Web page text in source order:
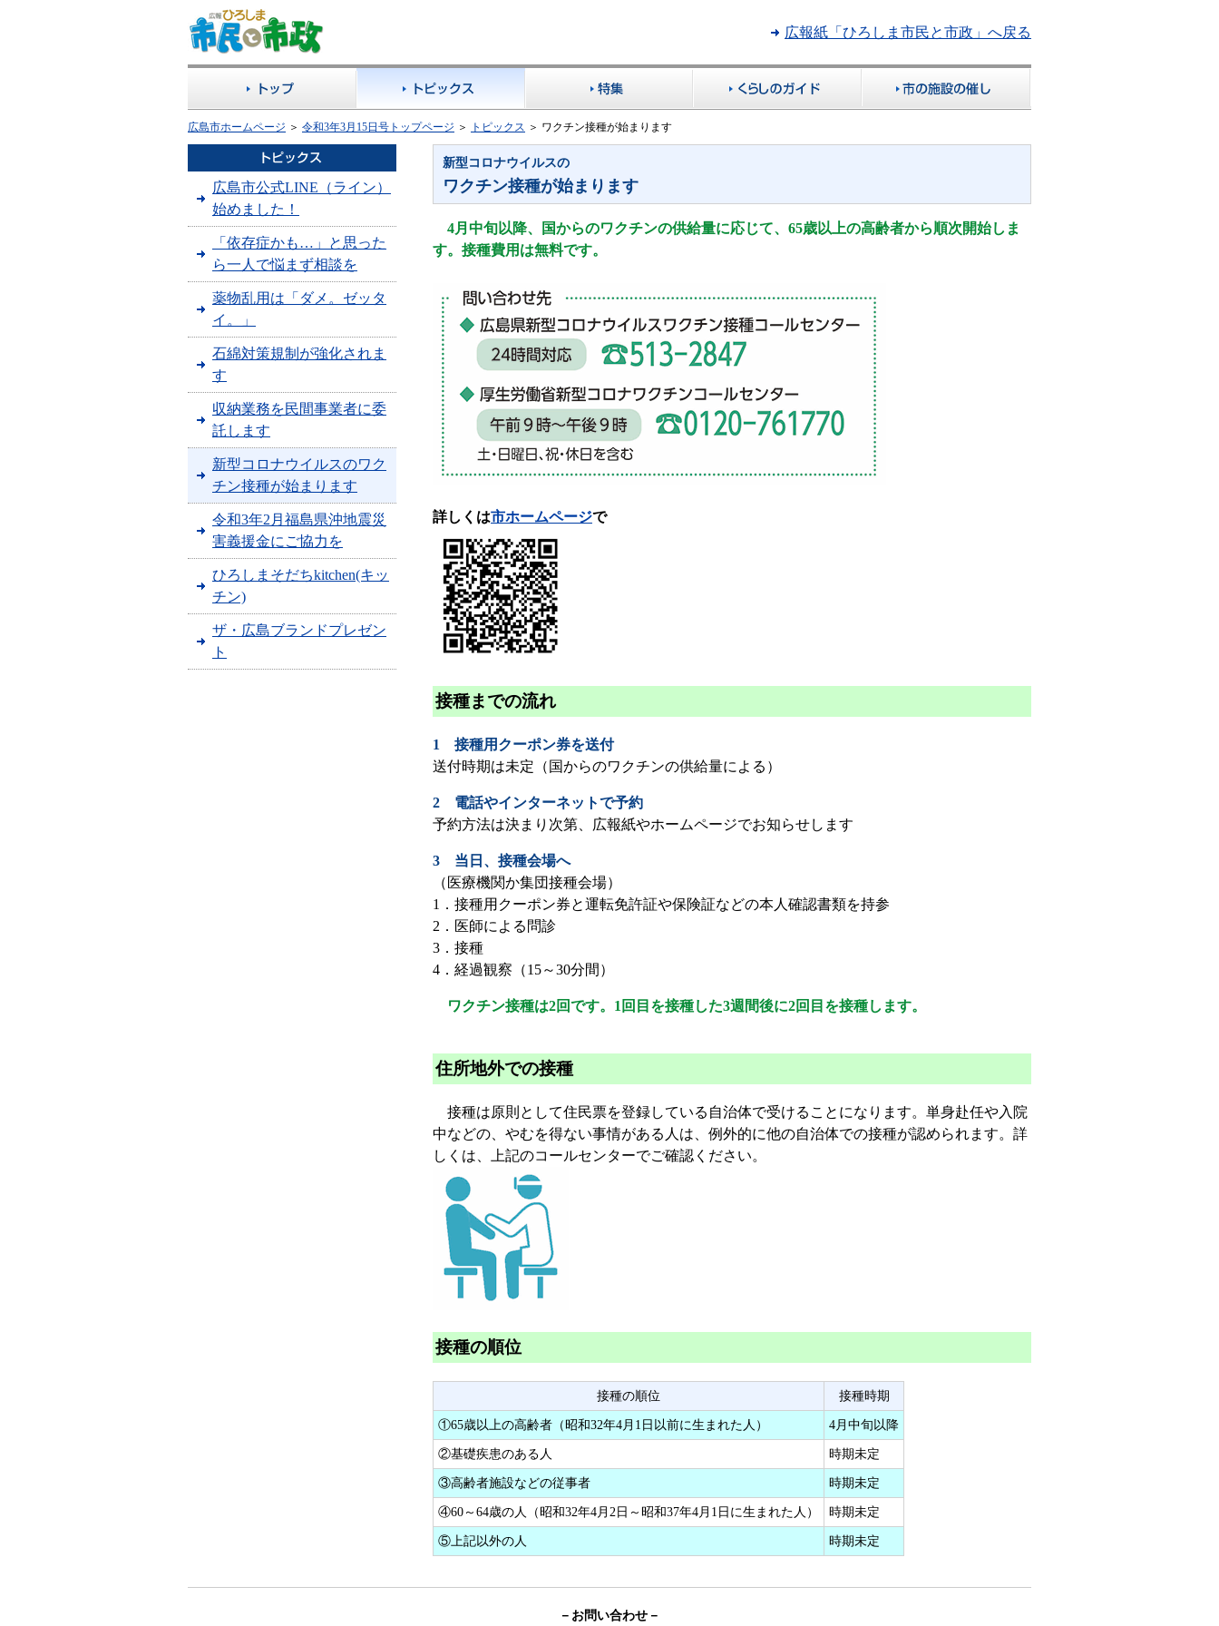
広報紙「ひろしま市民と市政」へ戻る
広島市ホームページ ＞ 令和3年3月15日号トップページ ＞ トピックス ＞ ワクチン接種が始まります
新型コロナウイルスの
ワクチン接種が始まります
4月中旬以降、国からのワクチンの供給量に応じて、65歳以上の高齢者から順次開始しま
す。接種費用は無料です。
詳しくは市ホームページで
接種までの流れ
1 接種用クーポン券を送付
送付時期は未定（国からのワクチンの供給量による）
2 電話やインターネットで予約
予約方法は決まり次第、広報紙やホームページでお知らせします
3 当日、接種会場へ
（医療機関か集団接種会場）
1．接種用クーポン券と運転免許証や保険証などの本人確認書類を持参
2．医師による問診
3．接種
4．経過観察（15～30分間）
ワクチン接種は2回です。1回目を接種した3週間後に2回目を接種します。
住所地外での接種
接種は原則として住民票を登録している自治体で受けることになります。単身赴任や入院
中などの、やむを得ない事情がある人は、例外的に他の自治体での接種が認められます。詳
しくは、上記のコールセンターでご確認ください。
接種の順位
接種の順位 接種時期
①65歳以上の高齢者（昭和32年4月1日以前に生まれた人） 4月中旬以降
②基礎疾患のある人 時期未定
③高齢者施設などの従事者 時期未定
④60～64歳の人（昭和32年4月2日～昭和37年4月1日に生まれた人） 時期未定
⑤上記以外の人 時期未定
広島市公式LINE（ライン）
始めました！
「依存症かも…」と思った
ら一人で悩まず相談を
薬物乱用は「ダメ。ゼッタ
イ。」
石綿対策規制が強化されま
す
収納業務を民間事業者に委
託します
新型コロナウイルスのワク
チン接種が始まります
令和3年2月福島県沖地震災
害義援金にご協力を
ひろしまそだちkitchen(キッ
チン)
ザ・広島ブランドプレゼン
ト
－お問い合わせ－